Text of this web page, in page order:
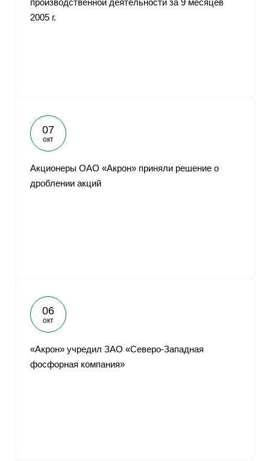
производственной деятельности за 9 месяцев
2005 г.
07
окт
Акционеры ОАО «Акрон» приняли решение о
дроблении акций
06
окт
«Акрон» учредил ЗАО «Северо-Западная
фосфорная компания»